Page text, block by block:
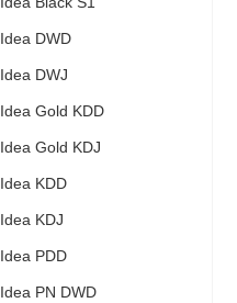
Idea DWD
Idea DWJ
Idea Gold KDD
Idea Gold KDJ
Idea KDD
Idea KDJ
Idea PDD
Idea PN DWD